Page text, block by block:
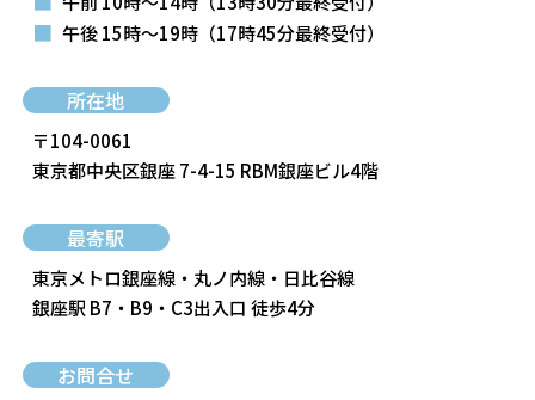
■ 午後 15時～19時 （17時45分最終受付）
所在地
〒104-0061
東京都中央区銀座 7-4-15 RBM銀座ビル4階
最寄駅
東京メトロ銀座線・丸ノ内線・日比谷線
銀座駅 B7・B9・C3出入口 徒歩4分
お問合せ